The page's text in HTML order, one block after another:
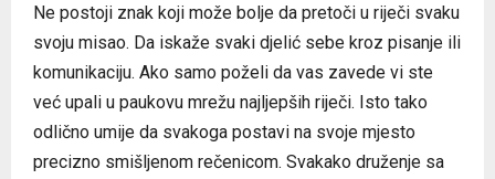
Ne postoji znak koji može bolje da pretoči u riječi svaku
svoju misao. Da iskaže svaki djelić sebe kroz pisanje ili
komunikaciju. Ako samo poželi da vas zavede vi ste
već upali u paukovu mrežu najljepših riječi. Isto tako
odlično umije da svakoga postavi na svoje mjesto
precizno smišljenom rečenicom. Svakako druženje sa